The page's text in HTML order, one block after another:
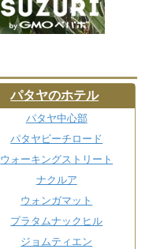
パタヤのホテル
パタヤ中心部
パタヤビーチロード
ウォーキングストリート
ナクルア
ウォンガマット
プラタムナックヒル
ジョムティエン